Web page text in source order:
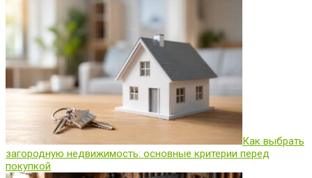
Как выбрать
загородную недвижимость: основные критерии перед
покупкой